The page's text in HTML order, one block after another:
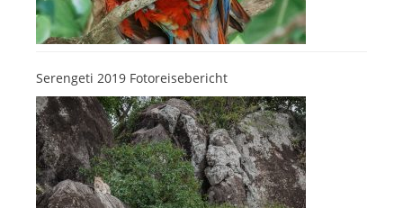
Serengeti 2019 Fotoreisebericht